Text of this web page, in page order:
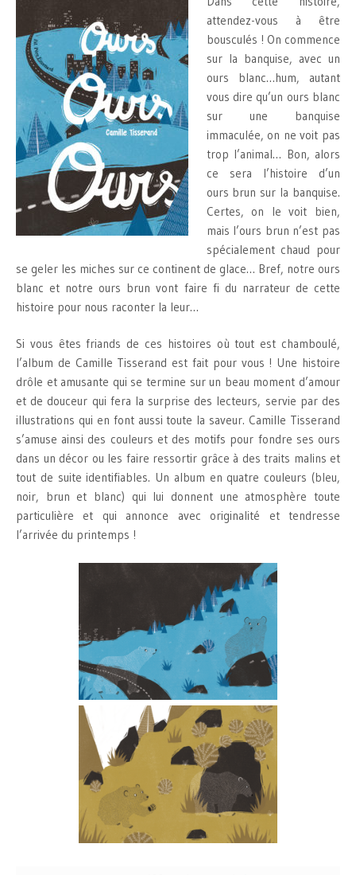
attendez-vous à être
bousculés ! On commence
sur la banquise, avec un
ours blanc…hum, autant
vous dire qu’un ours blanc
sur une banquise
immaculée, on ne voit pas
trop l’animal… Bon, alors
ce sera l’histoire d’un
ours brun sur la banquise.
Certes, on le voit bien,
mais l’ours brun n’est pas
spécialement chaud pour
se geler les miches sur ce continent de glace… Bref, notre ours
blanc et notre ours brun vont faire fi du narrateur de cette
histoire pour nous raconter la leur…
Si vous êtes friands de ces histoires où tout est chamboulé,
l’album de Camille Tisserand est fait pour vous ! Une histoire
drôle et amusante qui se termine sur un beau moment d’amour
et de douceur qui fera la surprise des lecteurs, servie par des
illustrations qui en font aussi toute la saveur. Camille Tisserand
s’amuse ainsi des couleurs et des motifs pour fondre ses ours
dans un décor ou les faire ressortir grâce à des traits malins et
tout de suite identifiables. Un album en quatre couleurs (bleu,
noir, brun et blanc) qui lui donnent une atmosphère toute
particulière et qui annonce avec originalité et tendresse
l’arrivée du printemps !